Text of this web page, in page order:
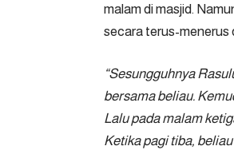
malam di masjid.
secara terus-menerus
“Sesungguhnya
bersama beliau.
Lalu pada malam
Ketika pagi tiba,